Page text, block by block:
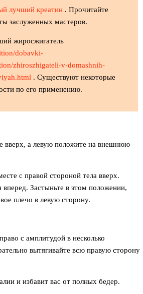
лучший креатин . Прочитайте
заслуженных мастеров.
жиросжигатель
dobavki-
zhiroszhigateli-v-domashnih-
. Существуют некоторые
по его применению.
вверх, а левую положите на внешнюю
с правой стороной тела вверх.
Застыньте в этом положении,
плечо в левую сторону.
с амплитудой в несколько
вытягивайте всю правую сторону
и избавит вас от полных бедер.